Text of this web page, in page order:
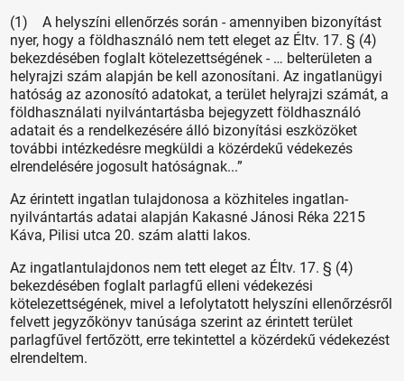
(1) A helyszíni ellenőrzés során - amennyiben bizonyítást
nyer, hogy a földhasználó nem tett eleget az Éltv. 17. § (4)
bekezdésében foglalt kötelezettségének - … belterületen a
helyrajzi szám alapján be kell azonosítani. Az ingatlanügyi
hatóság az azonosító adatokat, a terület helyrajzi számát, a
földhasználati nyilvántartásba bejegyzett földhasználó
adatait és a rendelkezésére álló bizonyítási eszközöket
további intézkedésre megküldi a közérdekű védekezés
elrendelésére jogosult hatóságnak...”
Az érintett ingatlan tulajdonosa a közhiteles ingatlan-
nyilvántartás adatai alapján Kakasné Jánosi Réka 2215
Káva, Pilisi utca 20. szám alatti lakos.
Az ingatlantulajdonos nem tett eleget az Éltv. 17. § (4)
bekezdésében foglalt parlagfű elleni védekezési
kötelezettségének, mivel a lefolytatott helyszíni ellenőrzésről
felvett jegyzőkönyv tanúsága szerint az érintett terület
parlagfűvel fertőzött, erre tekintettel a közérdekű védekezést
elrendeltem.